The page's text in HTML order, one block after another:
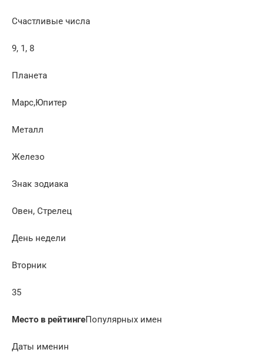
Счастливые числа
9, 1, 8
Планета
Марс,Юпитер
Металл
Железо
Знак зодиака
Овен, Стрелец
День недели
Вторник
35
Место в рейтингеПопулярных имен
Даты именин